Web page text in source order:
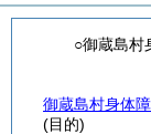
○御蔵島村
御蔵島村身体
(目的)